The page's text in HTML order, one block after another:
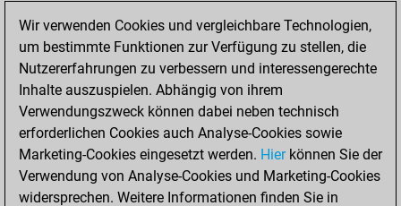
You played 1
bullet games
Play
You scored +0
=0 -1 in bullet
Donnerstag, Juli
13, 2023
Wir verwenden Cookies und vergleichbare Technologien,
um bestimmte Funktionen zur Verfügung zu stellen, die
Nutzererfahrungen zu verbessern und interessengerechte
Inhalte auszuspielen. Abhängig von ihrem
Verwendungszweck können dabei neben technisch
erforderlichen Cookies auch Analyse-Cookies sowie
Marketing-Cookies eingesetzt werden. Hierkönnen Sie der
Verwendung von Analyse-Cookies und Marketing-Cookies
widersprechen. Weitere Informationen finden Sie in